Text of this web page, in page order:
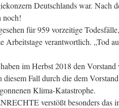
Deutschlands war. Nach
noch!
für 959 vorzeitige
Arbeitstage verantwortlich. „Tod
im Herbst 2018 den
diesem Fall durch die dem
Klima-Katastrophe.
verstößt besonders das